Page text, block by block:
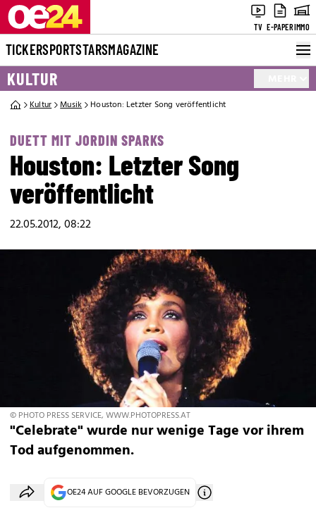
TV E-PAPERIMMO
TICKERSPORTSTARSMAGAZINE
KULTUR
Kultur Musik Houston: Letzter Song veröffentlicht
DUETT MIT JORDIN SPARKS
Houston: Letzter Song
veröffentlicht
22.05.2012, 08:22
© PHOTO PRESS SERVICE, WWW.PHOTOPRESS.AT
"Celebrate" wurde nur wenige Tage vor ihrem
Tod aufgenommen.
OE24 AUF GOOGLE BEVORZUGEN